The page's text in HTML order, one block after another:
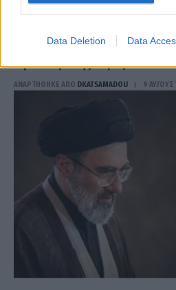
Data Deletion Data
Νετανιάχου «κόβει» το σχέδιο
«Καμία αποχώρηση πριν από
αφοπλισμό της Χαμάς»
ΑΝΑΡΤΗΘΗΚΕ ΑΠΟ DKATSAMADOU 9